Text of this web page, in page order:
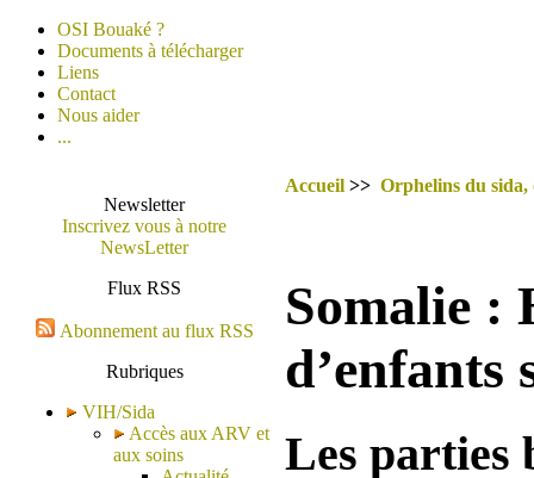
OSI Bouaké ?
Documents à télécharger
Liens
Contact
Nous aider
...
Newsletter
Inscrivez vous à notre
NewsLetter
Flux RSS
Abonnement au flux RSS
Rubriques
VIH/Sida
Accès aux ARV et
aux soins
Accueil >> Orphelins du
Somalie :
d’enfants
Les parties